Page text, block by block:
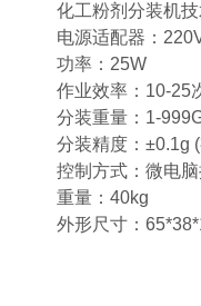
化工粉剂分装机
电源适配器：
功率：25W
作业效率：10-25
分装重量：1-
分装精度：±0.1g
控制方式：微电
重量：40kg
外形尺寸：